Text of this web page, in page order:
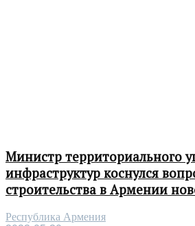
Министр территориального
инфраструктур коснулся
строительства в Армении
Республика Армения